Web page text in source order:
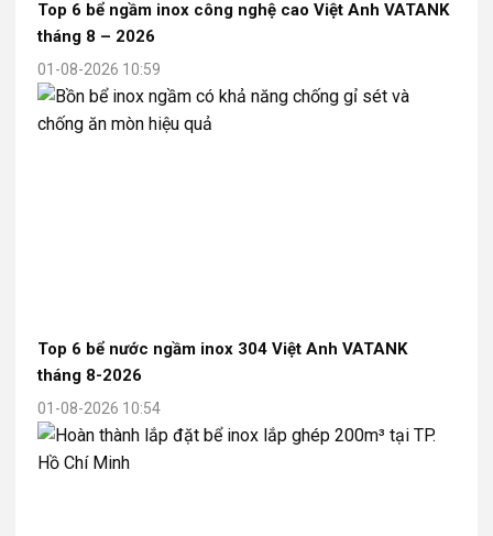
Top 6 bể ngầm inox công nghệ cao Việt Anh VATANK
tháng 8 – 2026
01-08-2026 10:59
Top 6 bể nước ngầm inox 304 Việt Anh VATANK
tháng 8-2026
01-08-2026 10:54